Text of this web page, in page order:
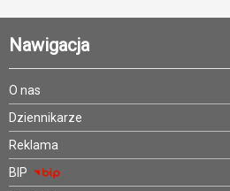
Nawigacja
O nas
Dziennikarze
Reklama
BIP